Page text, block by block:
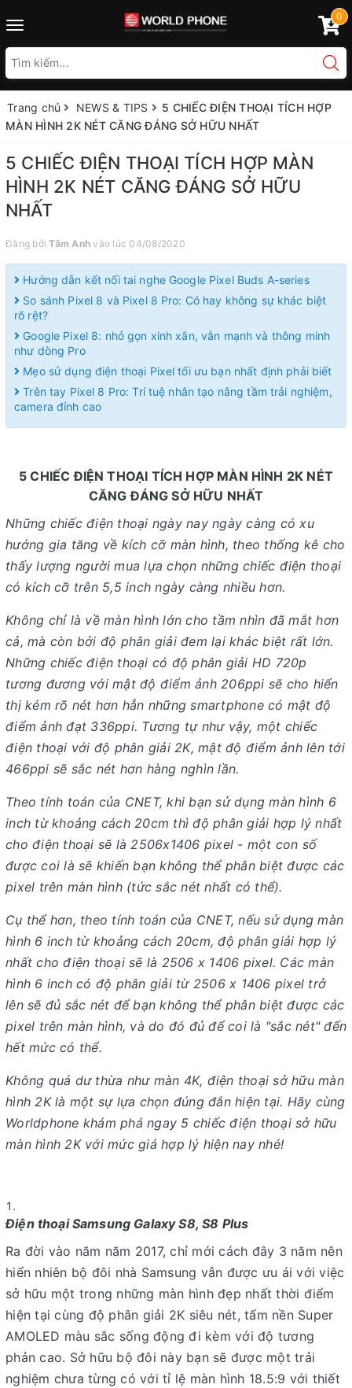
Toggle
0
Trang chủ NEWS & TIPS
5 CHIẾC ĐIỆN THOẠI TÍCH HỢP
MÀN HÌNH 2K NÉT CĂNG ĐÁNG SỞ HỮU NHẤT
5 CHIẾC ĐIỆN THOẠI TÍCH HỢP MÀN
HÌNH 2K NÉT CĂNG ĐÁNG SỞ HỮU
NHẤT
Đăng bởiTâm Anh vào lúc 04/08/2020
Hướng dẫn kết nối tai nghe Google Pixel Buds A-series
So sánh Pixel 8 và Pixel 8 Pro: Có hay không sự khác biệt
rõ rệt?
Google Pixel 8: nhỏ gọn xinh xắn, vẫn mạnh và thông minh
như dòng Pro
Mẹo sử dụng điện thoại Pixel tối ưu bạn nhất định phải biết
Trên tay Pixel 8 Pro: Trí tuệ nhân tạo nâng tầm trải nghiệm,
camera đỉnh cao
5 CHIẾC ĐIỆN THOẠI TÍCH HỢP MÀN HÌNH 2K NÉT
CĂNG ĐÁNG SỞ HỮU NHẤT
Những chiếc điện thoại ngày nay ngày càng có xu
hướng gia tăng về kích cỡ màn hình, theo thống kê cho
thấy lượng người mua lựa chọn những chiếc điện thoại
có kích cỡ trên 5,5 inch ngày càng nhiều hơn.
Không chỉ là về màn hình lớn cho tầm nhìn đã mắt hơn
cả, mà còn bởi độ phân giải đem lại khác biệt rất lớn.
Những chiếc điện thoại có độ phân giải HD 720p
tương đương với mật độ điểm ảnh 206ppi sẽ cho hiển
thị kém rõ nét hơn hẳn những smartphone có mật độ
điểm ảnh đạt 336ppi. Tương tự như vậy, một chiếc
điện thoại với độ phân giải 2K, mật độ điểm ảnh lên tới
466ppi sẽ sắc nét hơn hàng nghìn lần.
Theo tính toán của CNET, khi bạn sử dụng màn hình 6
inch từ khoảng cách 20cm thì độ phân giải hợp lý nhất
cho điện thoại sẽ là 2506x1406 pixel - một con số
được coi là sẽ khiến bạn không thể phân biệt được các
pixel trên màn hình (tức sắc nét nhất có thể).
Cụ thể hơn, theo tính toán của CNET, nếu sử dụng màn
hình 6 inch từ khoảng cách 20cm, độ phân giải hợp lý
nhất cho điện thoại sẽ là 2506 x 1406 pixel. Các màn
hình 6 inch có độ phân giải từ 2506 x 1406 pixel trở
lên sẽ đủ sắc nét để bạn không thể phân biệt được các
pixel trên màn hình, và do đó đủ để coi là "sắc nét" đến
hết mức có thể.
Không quá dư thừa như màn 4K, điện thoại sở hữu màn
hình 2K là một sự lựa chọn đúng đắn hiện tại. Hãy cùng
Worldphone khám phá ngay 5 chiếc điện thoại sở hữu
màn hình 2K với mức giá hợp lý hiện nay nhé!
Điện thoại Samsung Galaxy S8, S8 Plus
Ra đời vào năm năm 2017, chỉ mới cách đây 3 năm nên
hiển nhiên bộ đôi nhà Samsung vẫn được ưu ái với việc
sở hữu một trong những màn hình đẹp nhất thời điểm
hiện tại cùng độ phân giải 2K siêu nét, tấm nền Super
AMOLED màu sắc sống động đi kèm với độ tương
phản cao. Sở hữu bộ đôi này bạn sẽ được một trải
nghiệm chưa từng có với tỉ lệ màn hình 18.5:9 với thiết